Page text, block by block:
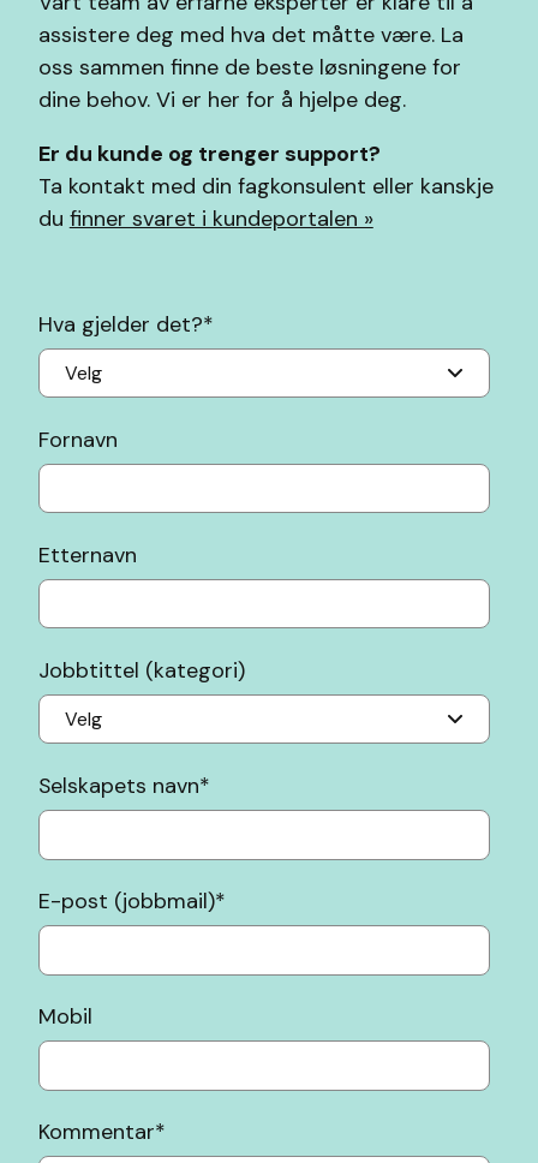
assistere deg med hva det måtte være. La
oss sammen finne de beste løsningene for
dine behov. Vi er her for å hjelpe deg.
Er du kunde og trenger support?
Ta kontakt med din fagkonsulent eller kanskje
du finner svaret i kundeportalen »
Hva gjelder det?*
Fornavn
Etternavn
Jobbtittel (kategori)
Selskapets navn*
E-post (jobbmail)*
Mobil
Kommentar*